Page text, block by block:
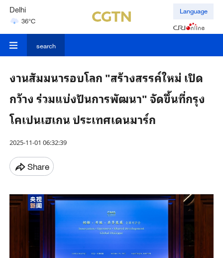
Delhi
36°C
Language
search
งานสัมมนารอบโลก "สร้างสรรค์ใหม่ เปิด
กว้าง ร่วมแบ่งปันการพัฒนา" จัดขึ้นที่กรุง
โคเปนเฮเกน ประเทศเดนมาร์ก
2025-11-01 06:32:39
Share